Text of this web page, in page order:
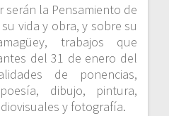
serán la Pensamiento de
vida y obra, y sobre su
trabajos que
del 31 de enero del
de ponencias,
dibujo, pintura,
y fotografía.